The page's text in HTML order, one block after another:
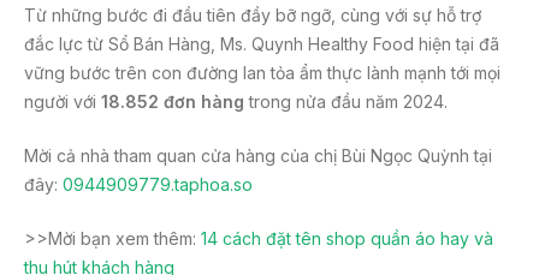
Từ những bước đi đầu tiên đầy bỡ ngỡ, cùng với sự hỗ trợ
đắc lực từ Sổ Bán Hàng, Ms. Quynh Healthy Food hiện tại đã
vững bước trên con đường lan tỏa ẩm thực lành mạnh tới mọi
người với 18.852 đơn hàng trong nửa đầu năm 2024.
Mời cả nhà tham quan cửa hàng của chị Bùi Ngọc Quỳnh tại
đây: 0944909779.taphoa.so
>>Mời bạn xem thêm: 14 cách đặt tên shop quần áo hay và
thu hút khách hàng